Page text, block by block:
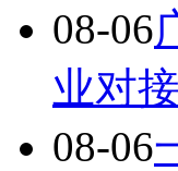
08-06
业对
08-06